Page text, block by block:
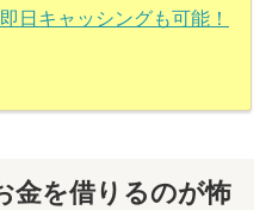
日キャッシングも可能！
金を借りるのが怖